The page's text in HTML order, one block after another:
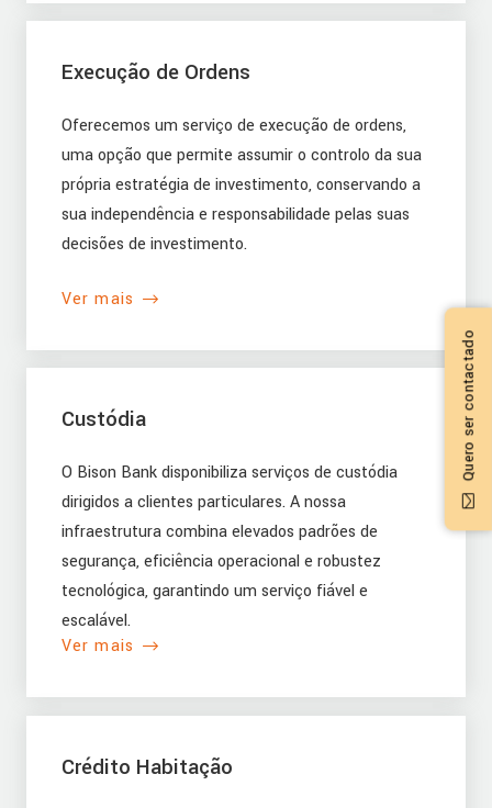
Execução de Ordens
Oferecemos um serviço de execução de ordens,
uma opção que permite assumir o controlo da sua
própria estratégia de investimento, conservando a
sua independência e responsabilidade pelas suas
decisões de investimento.
Ver mais
Custódia
O Bison Bank disponibiliza serviços de custódia
dirigidos a clientes particulares. A nossa
infraestrutura combina elevados padrões de
segurança, eficiência operacional e robustez
tecnológica, garantindo um serviço fiável e
escalável.
Ver mais
Crédito Habitação
Quero ser contactado